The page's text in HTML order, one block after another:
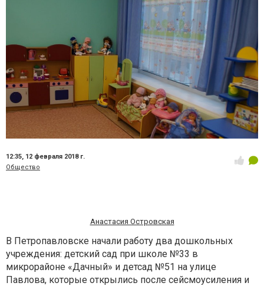
12:35, 12 февраля 2018 г.
Общество
Анастасия Островская
В Петропавловске начали работу два дошкольных
учреждения: детский сад при школе №33 в
микрорайоне «Дачный» и детсад №51 на улице
Павлова, которые открылись после сейсмоусиления и